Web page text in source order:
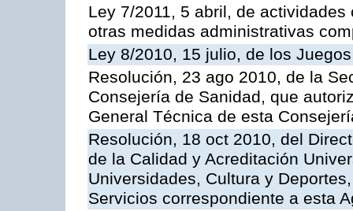
Ley 7/2011, 5 abril, de
otras medidas administrativas
Ley 8/2010, 15 julio, de los
Resolución, 23 ago 2010, de la
Consejería de Sanidad, que
General Técnica de esta
Resolución, 18 oct 2010, del
de la Calidad y Acreditación
Universidades, Cultura y
Servicios correspondiente a esta